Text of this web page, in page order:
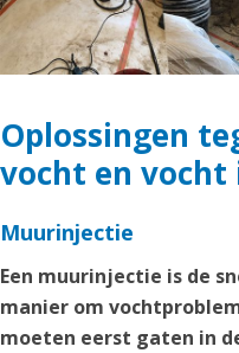
Oplossingen
vocht en vocht
Muurinjectie
Een muurinjectie is de
manier om
moeten eerst gaten in